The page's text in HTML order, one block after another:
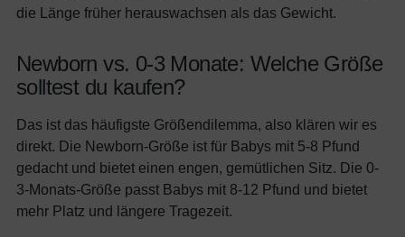
die Länge früher herauswachsen als das Gewicht.
Newborn vs. 0-3 Monate: Welche Größe
solltest du kaufen?
Das ist das häufigste Größendilemma, also klären wir es
direkt. Die Newborn-Größe ist für Babys mit 5-8 Pfund
gedacht und bietet einen engen, gemütlichen Sitz. Die 0-
3-Monats-Größe passt Babys mit 8-12 Pfund und bietet
mehr Platz und längere Tragezeit.